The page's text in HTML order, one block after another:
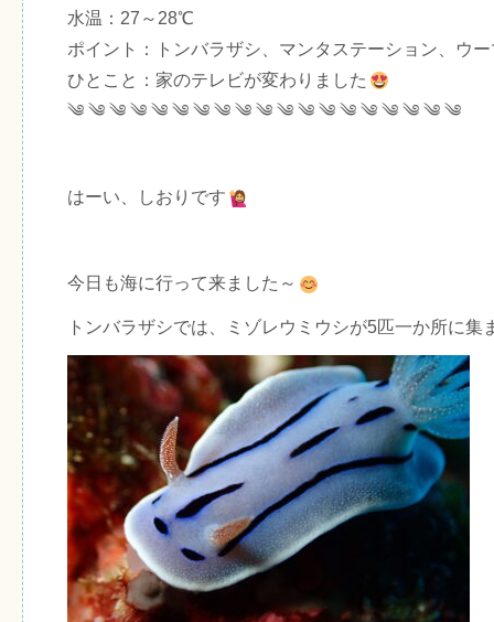
水温：27～28℃
ポイント：トンバラザシ、マンタステーション、ウ
ひとこと：家のテレビが変わりました
༄ ༄ ༄ ༄ ༄ ༄ ༄ ༄ ༄ ༄ ༄ ༄ ༄ ༄ ༄ ༄ ༄ ༄ ༄
はーい、しおりです
今日も海に行って来ました～
トンバラザシでは、ミゾレウミウシが5匹一か所に集